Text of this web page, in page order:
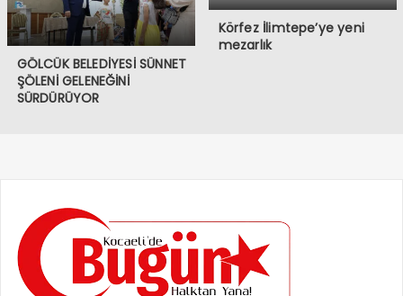
GÖLCÜK BELEDİYESİ SÜNNET
ŞÖLENİ GELENEĞİNİ
SÜRDÜRÜYOR
Körfez İlimtepe’ye yeni
mezarlık